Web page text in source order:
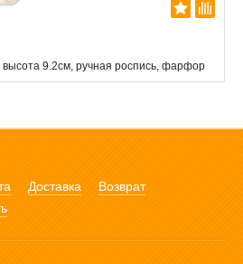
9.2см, ручная роспись, фарфор
Доставка
Возврат